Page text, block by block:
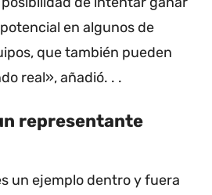
en algunos de
que también pueden
real», añadió. . .
representante
un ejemplo dentro y fuera